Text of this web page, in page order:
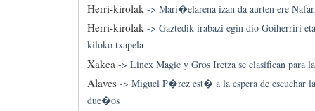
Herri-kirolak-> Mari�elarena izan da aurten ere
Herri-kirolak-> Gaztedik irabazi egin dio Goiherriri
kiloko txapela
Xakea -> Linex Magic y Gros Iretza se clasifican para
Alaves-> Miguel P�rez est� a la espera de escuchar
due�os